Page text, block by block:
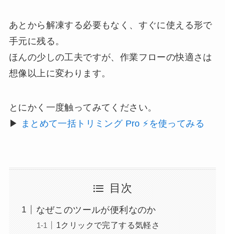
あとから解凍する必要もなく、すぐに使える形で
手元に残る。
ほんの少しの工夫ですが、作業フローの快適さは
想像以上に変わります。
とにかく一度触ってみてください。
▶
まとめて一括トリミング Pro ⚡を使ってみる
目次
なぜこのツールが便利なのか
1クリックで完了する気軽さ